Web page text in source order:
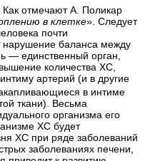
Как отмечают А. Поликар
в клетке». Следует
почти
нарушение баланса между
— единственный орган,
количества ХС,
артерий (и в другие
в интиме
ткани). Весьма
организма его
ХС будет
ХС при ряде заболеваний
заболеваниях печени,